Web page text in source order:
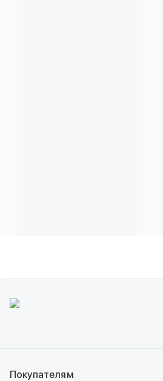
Покупателям